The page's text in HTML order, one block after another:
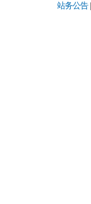
站务公告|